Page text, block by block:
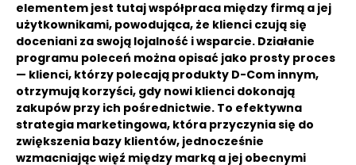
elementem jest tutaj współpraca między firmą a jej
użytkownikami, powodująca, że klienci czują się
doceniani za swoją lojalność i wsparcie. Działanie
programu poleceń można opisać jako prosty proces
— klienci, którzy polecają produkty D-Com innym,
otrzymują korzyści, gdy nowi klienci dokonają
zakupów przy ich pośrednictwie. To efektywna
strategia marketingowa, która przyczynia się do
zwiększenia bazy klientów, jednocześnie
wzmacniając więź między marką a jej obecnymi